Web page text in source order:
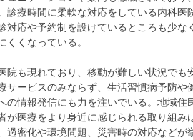
療時間に柔軟な対応をしている内科医
応や予約制を設けているところも少な
くなっている。
も現れており、移動が難しい状況でも
ービスのみならず、生活習慣病予防や
情報発信にも力を注いでいる。地域住
医療をより身近に感じられる取り組み
密化や環境問題、災害時の対応などが